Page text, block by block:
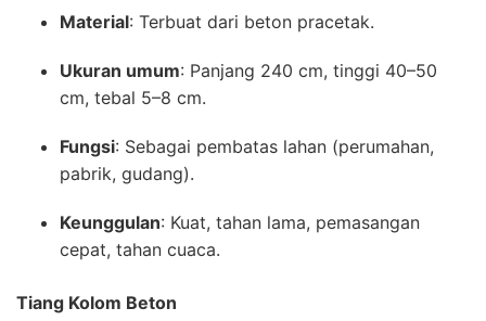
Material: Terbuat dari beton pracetak.
Ukuran umum: Panjang 240 cm, tinggi 40–50
cm, tebal 5–8 cm.
Fungsi: Sebagai pembatas lahan (perumahan,
pabrik, gudang).
Keunggulan: Kuat, tahan lama, pemasangan
cepat, tahan cuaca.
Tiang Kolom Beton